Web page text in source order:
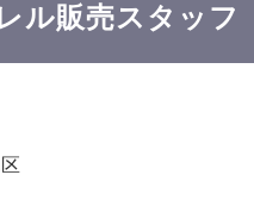
ル販売スタッフ